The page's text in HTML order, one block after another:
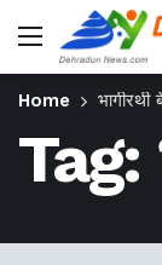
Home भागीरथी
Tag: